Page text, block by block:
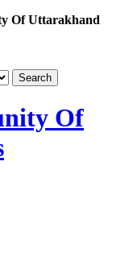
Of Uttarakhand
Of